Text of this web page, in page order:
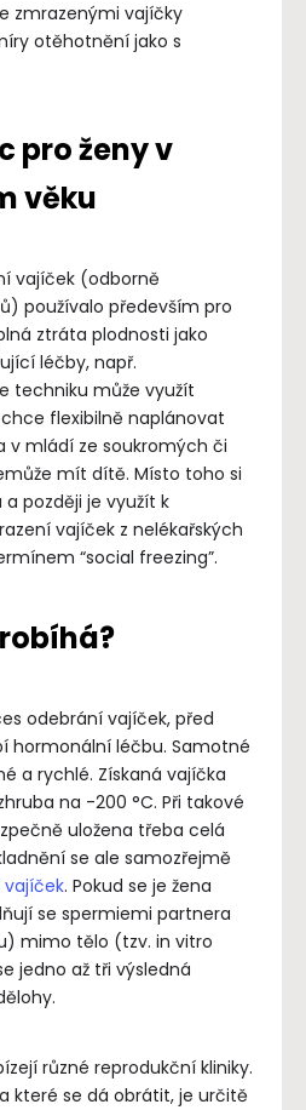
zmrazenými vajíčky
otěhotnění jako s
pro ženy v
věku
vajíček (odborně
používalo především pro
ztráta plodnosti jako
léčby, např.
techniku může využít
flexibilně naplánovat
v mládí ze soukromých či
mít dítě. Místo toho si
později je využít k
vajíček z nelékařských
“social freezing”.
odebrání vajíček, před
hormonální léčbu. Samotné
a rychlé. Získaná vajíčka
na -200 °C. Při takové
uložena třeba celá
se ale samozřejmě
. Pokud se je žena
se spermiemi partnera
mimo tělo (tzv. in vitro
jedno až tři výsledná
různé reprodukční kliniky.
které se dá obrátit, je určitě